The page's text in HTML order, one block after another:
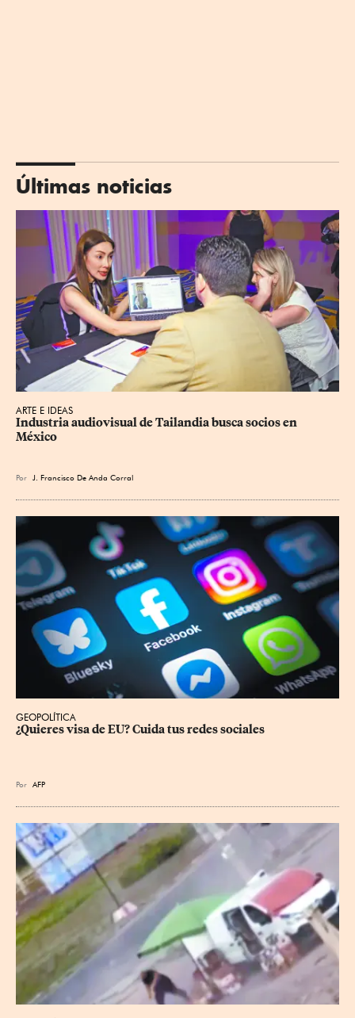
Últimas noticias
ARTE E IDEAS
Industria audiovisual de Tailandia busca socios en
México
Por J. Francisco De Anda Corral
GEOPOLÍTICA
¿Quieres visa de EU? Cuida tus redes sociales
Por AFP